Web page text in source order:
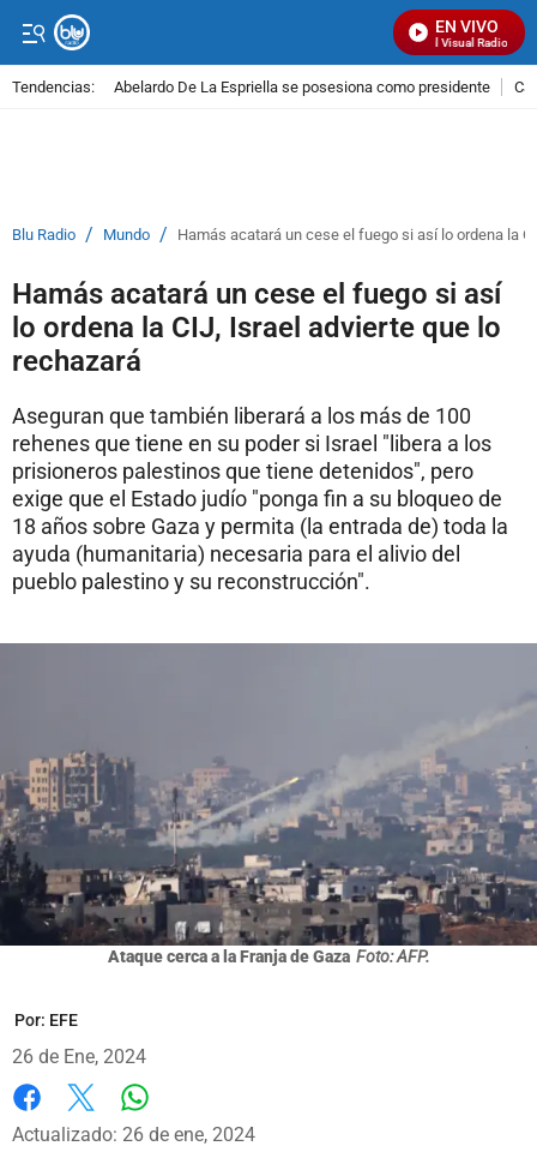
EN VIVO
Señal Visual Radio
Tendencias: Abelardo De La Espriella se posesiona como presidente
Blu Radio / Mundo / Hamás acatará un cese el fuego si así lo ordena la
Hamás acatará un cese el fuego si así
lo ordena la CIJ, Israel advierte que lo
rechazará
Aseguran que también liberará a los más de 100
rehenes que tiene en su poder si Israel "libera a los
prisioneros palestinos que tiene detenidos", pero
exige que el Estado judío "ponga fin a su bloqueo de
18 años sobre Gaza y permita (la entrada de) toda la
ayuda (humanitaria) necesaria para el alivio del
pueblo palestino y su reconstrucción".
Ataque cerca a la Franja de Gaza Foto: AFP.
Por: EFE
26 de Ene, 2024
Facebook
X
Actualizado: 26 de ene, 2024